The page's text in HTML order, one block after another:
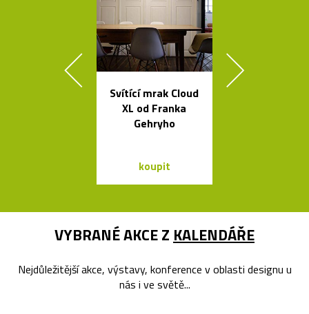
Svítící mrak Cloud
XL od Franka
Gehryho
koupit
VYBRANÉ AKCE Z KALENDÁŘE
Nejdůležitější akce, výstavy, konference v oblasti designu u
nás i ve světě...